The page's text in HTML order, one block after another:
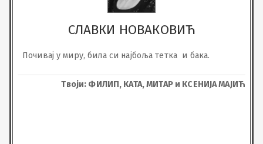
СЛАВКИ НОВАКОВИЋ
Почивај у миру, била си најбоља тетка  и бака.
Твоји: ФИЛИП, КАТА, МИТАР и КСЕНИЈА МАЈИЋ